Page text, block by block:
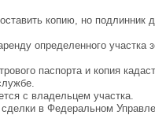
копию, но подлинник
определенного
паспорта и копия
с владельцем участка.
в Федеральном